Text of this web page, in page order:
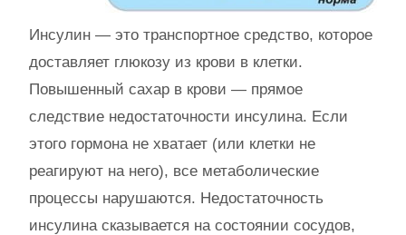
Инсулин — это транспортное средство, которое
доставляет глюкозу из крови в клетки.
Повышенный сахар в крови — прямое
следствие недостаточности инсулина. Если
этого гормона не хватает (или клетки не
реагируют на него), все метаболические
процессы нарушаются. Недостаточность
инсулина сказывается на состоянии сосудов,